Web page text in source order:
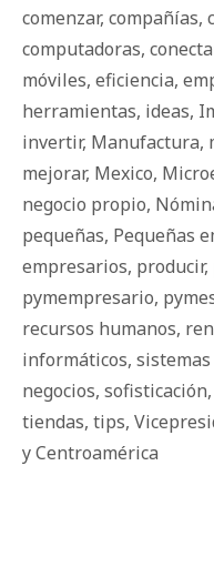
comenzar, compañías,
computadoras,
móviles, eficiencia,
herramientas, ideas,
invertir, Manufactura,
mejorar, Mexico,
negocio propio,
pequeñas, Pequeñas
empresarios, producir,
pymempresario,
recursos humanos,
informáticos,
negocios, sofisticación,
tiendas, tips,
y Centroamérica